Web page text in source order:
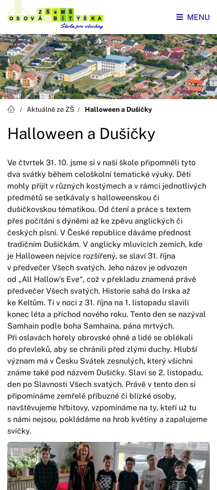
MENU
Aktuálně ze ZŠ Halloween a Dušičky
Halloween a Dušičky
Ve čtvrtek 31. 10. jsme si v naší škole připomněli tyto
dva svátky během celoškolní tematické výuky. Děti
mohly přijít v různých kostýmech a v rámci jednotlivých
předmětů se setkávaly s halloweenskou či
dušičkovskou tématikou. Od čtení a práce s textem
přes počítání s dýněmi až ke zpěvu anglických či
českých písní. V České republice dáváme přednost
tradičním Dušičkám. V anglicky mluvících zemích, kde
je Halloween nejvíce rozšířený, se slaví 31. října
v předvečer Všech svatých. Jeho název je odvozen
od „All Hallow's Eve“, což v překladu znamená právě
předvečer Všech svatých. Historie sahá do Irska až
ke Keltům. Ti v noci z 31. října na 1. listopadu slavili
konec léta a příchod nového roku. Tento den se nazýval
Samhain podle boha Samhaina, pána mrtvých.
Při oslavách hořely obrovské ohně a lidé se oblékali
do převleků, aby se chránili před zlými duchy. Hlubší
význam má v Česku Svátek zesnulých, který všichni
známe také pod názvem Dušičky. Slaví se 2. listopadu,
den po Slavnosti Všech svatých. Právě v tento den si
připomínáme zemřelé příbuzné či blízké osoby,
navštěvujeme hřbitovy, vzpomínáme na ty, kteří už tu
s námi nejsou, pokládáme na hrob květiny a zapalujeme
svíčky.